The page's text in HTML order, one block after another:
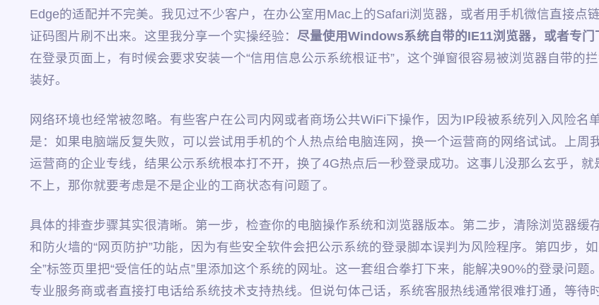
Edge的适配并不完美。我见过不少客户，在办公室用Mac上的Safari浏览器，或者用手机微信直接点
证码图片刷不出来。这里我分享一个实操经验： 尽量使用Windows系统自带的IE11浏览器，或者专
在登录页面上，有时候会要求安装一个“信用信息公示系统根证书”，这个弹窗很容易被浏览器自带的
装好。
网络环境也经常被忽略。有些客户在公司内网或者商场公共WiFi下操作，因为IP段被系统列入风险
是：如果电脑端反复失败，可以尝试用手机的个人热点给电脑连网，换一个运营商的网络试试。上
运营商的企业专线，结果公示系统根本打不开，换了4G热点后一秒登录成功。这事儿没那么玄乎，
不上，那你就要考虑是不是企业的工商状态有问题了。
具体的排查步骤其实很清晰。第一步，检查你的电脑操作系统和浏览器版本。第二步，清除浏览器
和防火墙的“网页防护”功能，因为有些安全软件会把公示系统的登录脚本误判为风险程序。第四步，
全”标签页里把“受信任的站点”里添加这个系统的网址。这一套组合拳打下来，能解决90%的登录问
专业服务商或者直接打电话给系统技术支持热线。但说句体己话，系统客服热线通常很难打通，等